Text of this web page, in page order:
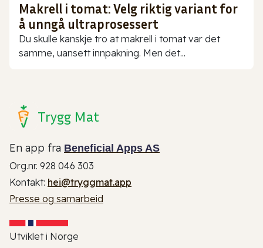
Makrell i tomat: Velg riktig variant for
å unngå ultraprosessert
Du skulle kanskje tro at makrell i tomat var det
samme, uansett innpakning. Men det...
Trygg Mat
En app fra Beneficial Apps AS
Org.nr. 928 046 303
Kontakt: hei@tryggmat.app
Presse og samarbeid
Utviklet i Norge